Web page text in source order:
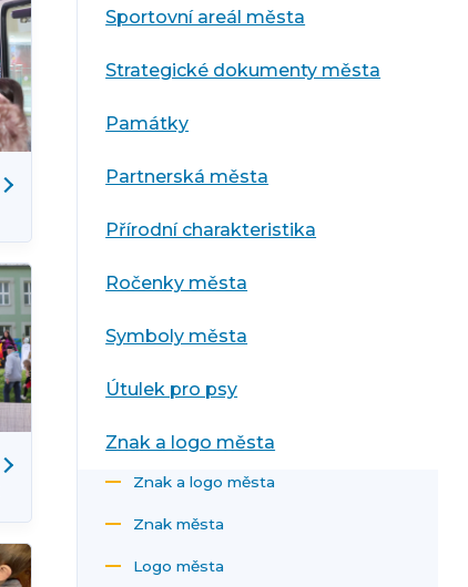
Sportovní areál města
Strategické dokumenty města
Památky
Partnerská města
Přírodní charakteristika
Ročenky města
Symboly města
Útulek pro psy
Znak a logo města
Znak a logo města
Znak města
Logo města